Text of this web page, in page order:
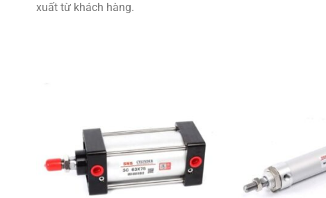
xuất từ khách hàng.